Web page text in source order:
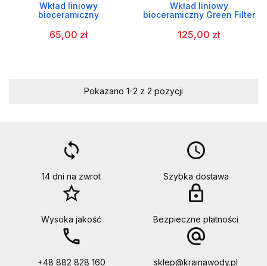
Wkład liniowy
bioceramiczny
65,00 zł
Wkład liniowy
bioceramiczny Green Filter
125,00 zł
Pokazano 1-2 z 2 pozycji
loop
14 dni na zwrot
access_time
Szybka dostawa
star_border
Wysoka jakość
lock
Bezpieczne płatności
call
+48 882 828 160
alternate_email
sklep@krainawody.pl